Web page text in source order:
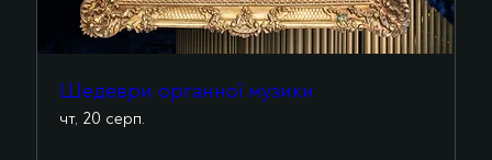
Шедеври органної музики
чт, 20 серп.